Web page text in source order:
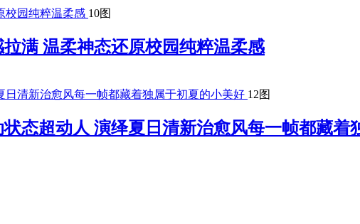
10图
满 温柔神态还原校园纯粹温柔感
12图
态超动人 演绎夏日清新治愈风每一帧都藏着